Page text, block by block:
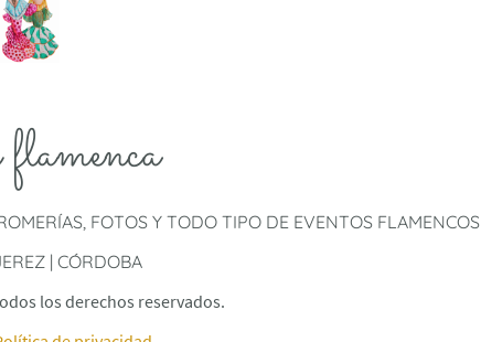
FOTOS Y TODO TIPO DE EVENTOS FLAMENCOS
| CÓRDOBA
los derechos reservados.